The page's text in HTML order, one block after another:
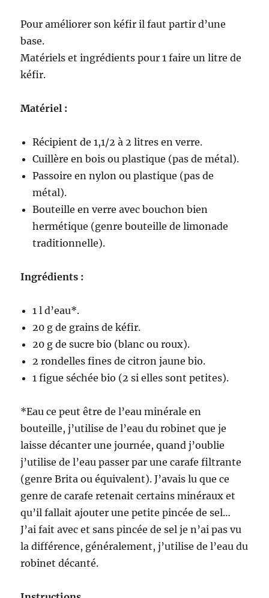
Pour améliorer son kéfir il faut partir d’une
base.
Matériels et ingrédients pour 1 faire un litre de
kéfir.
Matériel :
Récipient de 1,1/2 à 2 litres en verre.
Cuillère en bois ou plastique (pas de métal).
Passoire en nylon ou plastique (pas de
métal).
Bouteille en verre avec bouchon bien
hermétique (genre bouteille de limonade
traditionnelle).
Ingrédients :
1 l d’eau*.
20 g de grains de kéfir.
20 g de sucre bio (blanc ou roux).
2 rondelles fines de citron jaune bio.
1 figue séchée bio (2 si elles sont petites).
*Eau ce peut être de l’eau minérale en
bouteille, j’utilise de l’eau du robinet que je
laisse décanter une journée, quand j’oublie
j’utilise de l’eau passer par une carafe filtrante
(genre Brita ou équivalent). J’avais lu que ce
genre de carafe retenait certains minéraux et
qu’il fallait ajouter une petite pincée de sel…
J’ai fait avec et sans pincée de sel je n’ai pas vu
la différence, généralement, j’utilise de l’eau du
robinet décanté.